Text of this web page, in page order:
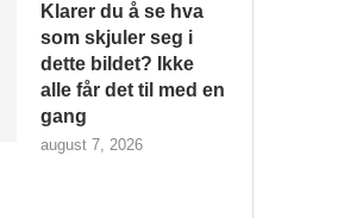
Klarer du å se hva
som skjuler seg i
dette bildet? Ikke
alle får det til med en
gang
august 7, 2026